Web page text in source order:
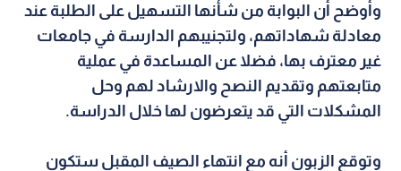
وأوضح أن البوابة من شأنها التسهيل على الطلبة عند
معادلة شهاداتهم، ولتجنيبهم الدارسة في جامعات
غير معترف بها، فضلا عن المساعدة في عملية
متابعتهم وتقديم النصح والارشاد لهم وحل
المشكلات التي قد يتعرضون لها خلال الدراسة.
وتوقع الزبون أنه مع انتهاء الصيف المقبل ستكون